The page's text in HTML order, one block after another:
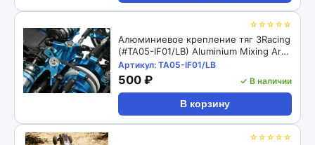
☆☆☆☆☆
Алюминиевое крепление тяг 3Racing
(#TA05-IF01/LB) Aluminium Mixing Arm
For TA-05IFS
Артикул: TA05-IF01/LB
500 ₽ ✓ В наличии
В корзину
☆☆☆☆☆